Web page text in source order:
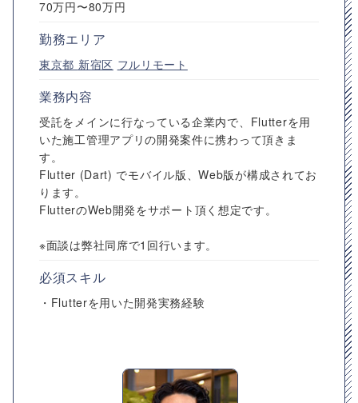
70万円〜80万円
勤務エリア
東京都 新宿区 フルリモート
業務内容
受託をメインに行なっている企業内で、Flutterを用
いた施工管理アプリの開発案件に携わって頂きま
す。
Flutter (Dart) でモバイル版、Web版が構成されてお
ります。
FlutterのWeb開発をサポート頂く想定です。
※面談は弊社同席で1回行います。
必須スキル
・Flutterを用いた開発実務経験